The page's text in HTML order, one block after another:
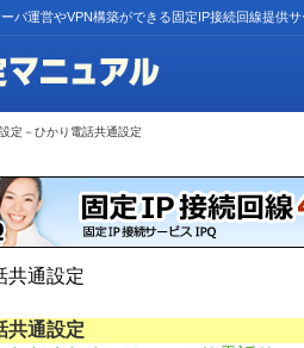
バ運営やVPN構築ができる固定IP接続回線提供
定－ひかり電話共通設定
共通設定
共通設定